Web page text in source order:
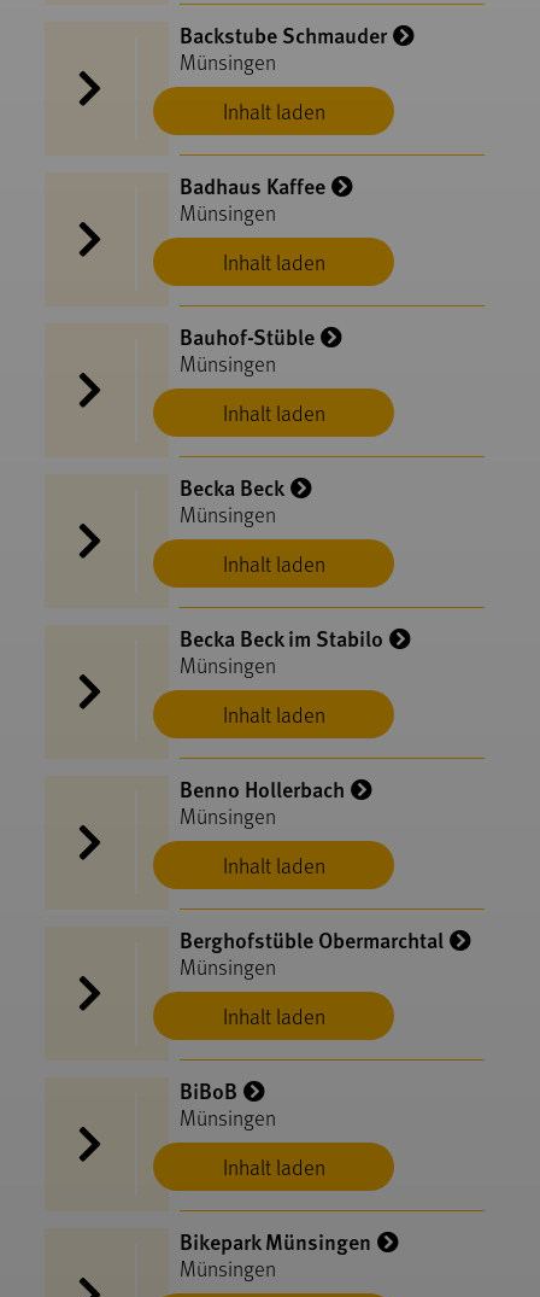
Inhalt laden
Backstube Schmauder
Münsingen
Inhalt laden
Badhaus Kaffee
Münsingen
Inhalt laden
Bauhof-Stüble
Münsingen
Inhalt laden
Becka Beck
Münsingen
Inhalt laden
Becka Beck im Stabilo
Münsingen
Inhalt laden
Benno Hollerbach
Münsingen
Inhalt laden
Berghofstüble Obermarchtal
Münsingen
Inhalt laden
BiBoB
Münsingen
Bikepark Münsingen
Münsingen